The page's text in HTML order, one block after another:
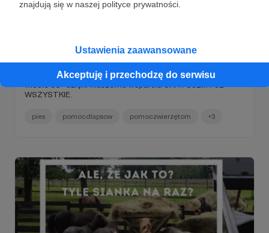
znajdują się w naszej polityce prywatności.
Ustawienia zaawansowane
Akceptuję i przechodzę do serwisu
Tak wyglądają zwierzęta, które do nas
trafiają...
Zobaczcie, w jakim stanie docierają do nas zwierzęta... I
wiecie co- dzięki Waszemu wsparciu URATUJEMY JE
WSZYSTKIE.
pies pomocdlapsow pomoczwierzętom +3